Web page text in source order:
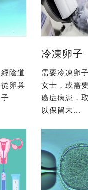
陰道
卵巢
冷凍卵子
需要冷凍卵
女士，或需
癌症病患，
以保留未...